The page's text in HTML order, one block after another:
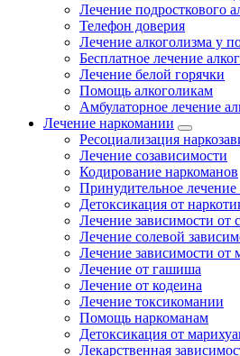
Лечение подросткового
Телефон доверия
Лечение алкоголизма у
Бесплатное лечение
Лечение белой горячки
Помощь алкоголикам
Амбулаторное лечение
Лечение наркомании
Ресоциализация
Лечение созависимости
Кодирование наркоманов
Принудительное лечение
Детоксикация от
Лечение зависимости от
Лечение солевой
Лечение зависимости от
Лечение от гашиша
Лечение от кодеина
Лечение токсикомании
Помощь наркоманам
Детоксикация от
Лекарственная